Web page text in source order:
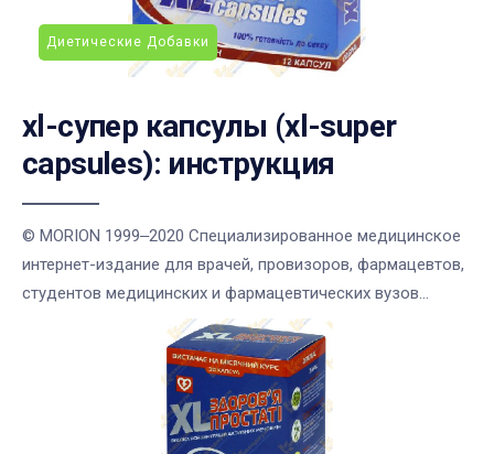
Диетические Добавки
xl-супер капсулы (xl-super
capsules): инструкция
© MORION 1999‒2020 Cпециализированное медицинское
интернет-издание для врачей, провизоров, фармацевтов,
студентов медицинских и фармацевтических вузов...